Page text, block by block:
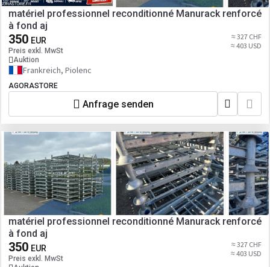
matériel professionnel reconditionné Manurack renforcé
à fond aj
350 EUR
Preis exkl. MwSt
Auktion
≈ 327 CHF
≈ 403 USD
Frankreich, Piolenc
AGORASTORE
Anfrage senden
matériel professionnel reconditionné Manurack renforcé
à fond aj
350 EUR
Preis exkl. MwSt
≈ 327 CHF
≈ 403 USD